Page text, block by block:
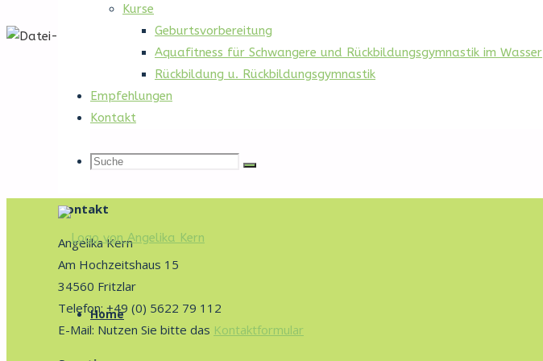
Kurse
Geburtsvorbereitung
Aquafitness für Schwangere und Rückbildungsgymnastik im Wasser
Rückbildung u. Rückbildungsgymnastik
Empfehlungen
Kontakt
Suche
Suche
Suche
Bauchgefühl
Fritzlar
Willkommen
Zum
Inhalt
springen
Home
Nichts gefunden
nach:
Kontakt
Angelika Kern
Am Hochzeitshaus 15
34560 Fritzlar
Telefon: +49 (0) 5622 79 112
E-Mail: Nutzen Sie bitte das Kontaktformular